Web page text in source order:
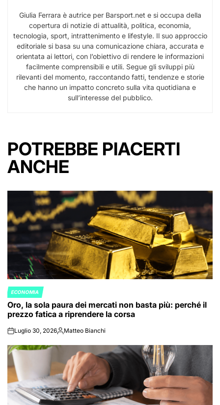
Giulia Ferrara è autrice per Barsport.net e si occupa della
copertura di notizie di attualità, politica, economia,
tecnologia, sport, intrattenimento e lifestyle. Il suo approccio
editoriale si basa su una comunicazione chiara, accurata e
orientata ai lettori, con l’obiettivo di rendere le informazioni
facilmente comprensibili e utili. Segue gli sviluppi più
rilevanti del momento, raccontando fatti, tendenze e storie
che hanno un impatto concreto sulla vita quotidiana e
sull’interesse del pubblico.
POTREBBE PIACERTI
ANCHE
POSTED
IN
ECONOMIA
Oro, la sola paura dei mercati non basta più: perché il
prezzo fatica a riprendere la corsa
onLuglio 30, 2026Posted
Matteo Bianchi